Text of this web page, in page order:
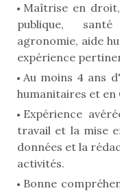
Maîtrise en
publique,
agronomie, aide
expérience
Au moins 4 ans
humanitaires et en
Expérience
travail et la mise
données et la
activités.
Bonne